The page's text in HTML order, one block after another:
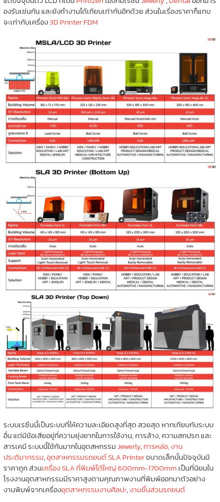
องรับเช่นกัน และยังทำงานได้เทียบเท่ากันอีกด้วย ส่วนในเรื่องราคาก็แทบ
จะเท่ากับเครื่อง3D Printer FDM
ระบบเรซิ่นนี้เป็นระบบที่ให้ความละเอียดสูงที่สุด สวยสุด หากเทียบกับระบบ
อื่น แต่มีข้อเสียอยู่ที่ความยุ่งยากในการใช้งาน, การล้าง, ความสกปรก และ
สารเคมี ระบบนี้ใช้กันมากในอุตสหกรรมJewerly,การหล่อ, งาน
ประติมากรรม,อุตสาหกรรมรถยนต์SLA Printerขนาดเล็กนั้นปัจจุบันมี
ราคาถูก ส่วนเครื่อง SLA ที่พิมพ์ได้ใหญ่ 600mm-1700mm เป็นที่นิยมใน
โรงงานอุตสาหกรรมมีราคาสูงตามคุณภาพงานที่พิมพ์ออกมาตัวอย่าง
งานพิมพ์จากเครื่องอุตสาหกรรมงานศิลปะ,งานชิ้นส่วนรถยนต์